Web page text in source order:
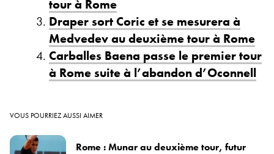
tour à Rome
Draper sort Coric et se mesurera à
Medvedev au deuxième tour à Rome
Carballes Baena passe le premier tour
à Rome suite à l’abandon d’Oconnell
VOUS POURRIEZ AUSSI AIMER
Rome : Munar au deuxième tour, futur